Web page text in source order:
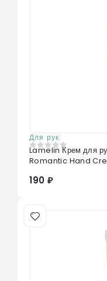
Для рук
0из 5
Lamelin Крем для
Romantic Hand
190 ₽